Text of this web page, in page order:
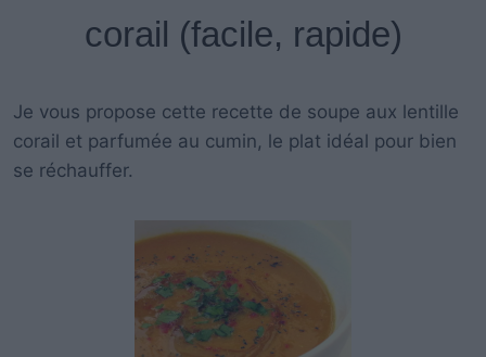
corail (facile, rapide)
Je vous propose cette recette de soupe aux lentille
corail et parfumée au cumin, le plat idéal pour bien
se réchauffer.